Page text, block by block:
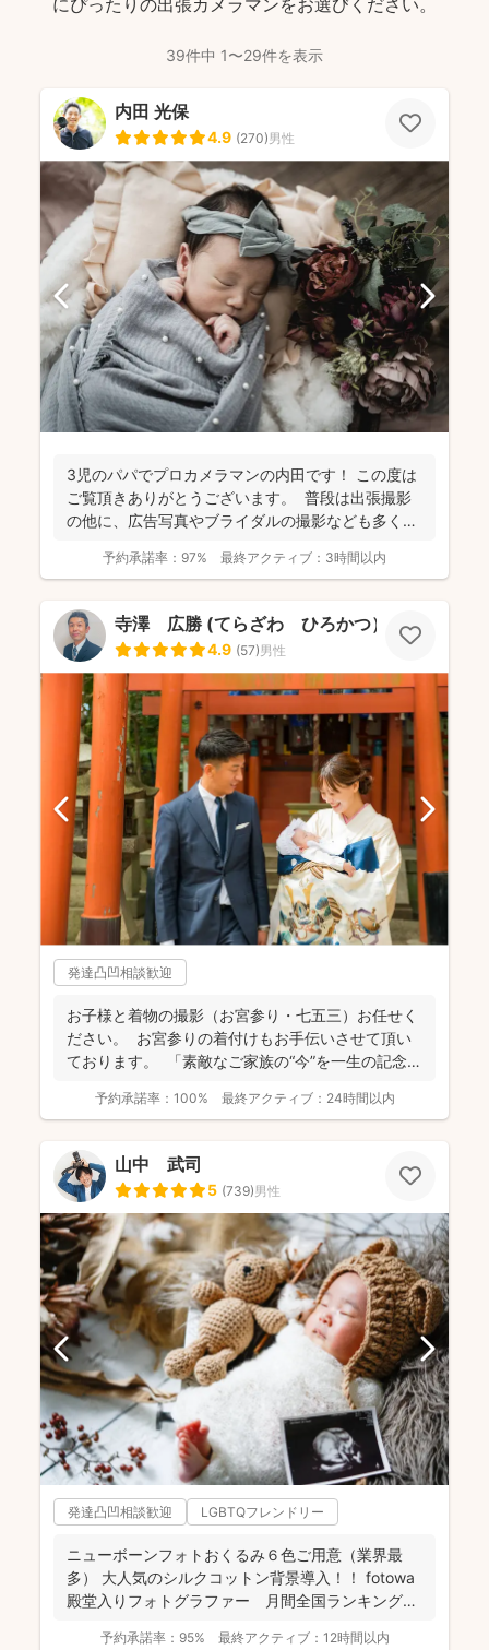
39件中 1〜29件を表示
内田 光保
4.9 (270)男性
3児のパパでプロカメラマンの内田です！ この度は
ご覧頂きありがとうございます。 普段は出張撮影
の他に、広告写真やブライダルの撮影なども多くご
予約承諾率： 97% 最終アクティブ： 3時間以内
寺澤 広勝 (てらざわ ひろかつ）
4.9 (57)男性
発達凸凹相談歓迎
お子様と着物の撮影（お宮参り・七五三）お任せく
ださい。 お宮参りの着付けもお手伝いさせて頂い
ております。 「素敵なご家族の“今”を一生の記念
予約承諾率： 100% 最終アクティブ： 24時間以内
山中 武司
5 (739)男性
発達凸凹相談歓迎 LGBTQフレンドリー
ニューボーンフォトおくるみ６色ご用意（業界最
多） 大人気のシルクコットン背景導入！！ fotowa
殿堂入りフォトグラファー 月間全国ランキング１
予約承諾率： 95% 最終アクティブ： 12時間以内